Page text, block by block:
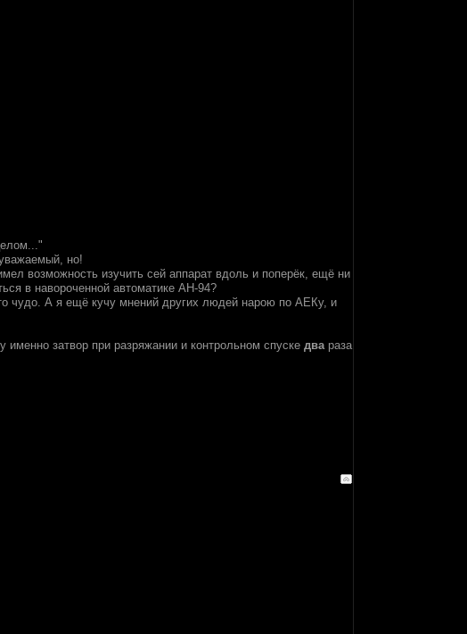
но!
возможность изучить сей аппарат вдоль и поперёк, ещё ни
в навороченной автоматике АН-94?
чудо. А я ещё кучу мнений других людей нарою по АЕКу, и
затвор при разряжании и контрольном спуске двараза